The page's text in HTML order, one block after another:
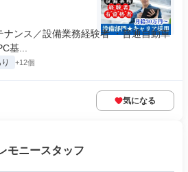
ナンス／設備業務経験者 ・普通自動車
基...
+12個
気になる
モニースタッフ